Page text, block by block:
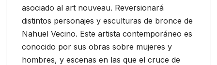
asociado al art nouveau. Reversionará
distintos personajes y esculturas de bronce de
Nahuel Vecino. Este artista contemporáneo es
conocido por sus obras sobre mujeres y
hombres, y escenas en las que el cruce de